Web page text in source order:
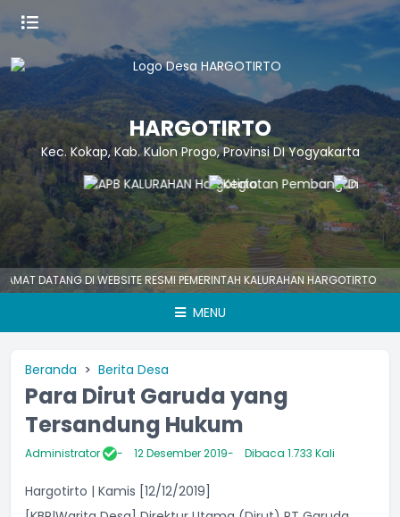
HARGOTIRTO
Kec. Kokap, Kab. Kulon Progo, Provinsi DI Yogyakarta
DATANG DI WEBSITE RESMI PEMERINTAH KALURAHAN HARGOTIRTO
MENU
Beranda Berita Desa
Para Dirut Garuda yang
Tersandung Hukum
Administrator 12 Desember 2019 Dibaca 1.733 Kali
Hargotirto | Kamis [12/12/2019]